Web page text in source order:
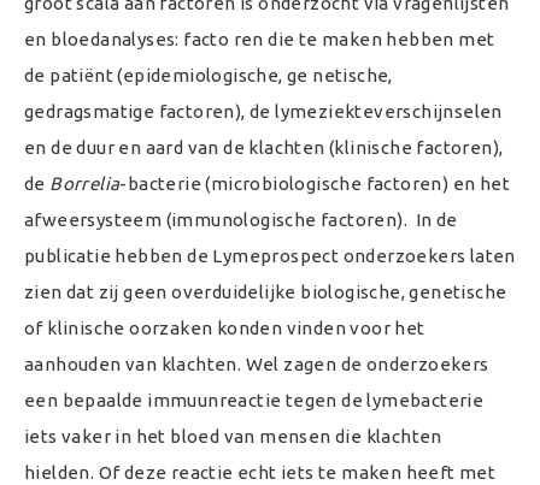
en bloedanalyses: facto ren die te maken hebben met
de patiënt (epidemiologische, ge netische,
gedragsmatige factoren), de lymeziekteverschijnselen
en de duur en aard van de klachten (klinische factoren),
de Borrelia-bacterie (microbiologische factoren) en het
afweersysteem (immunologische factoren). In de
publicatie hebben de Lymeprospect onderzoekers laten
zien dat zij geen overduidelijke biologische, genetische
of klinische oorzaken konden vinden voor het
aanhouden van klachten. Wel zagen de onderzoekers
een bepaalde immuunreactie tegen de lymebacterie
iets vaker in het bloed van mensen die klachten
hielden. Of deze reactie echt iets te maken heeft met